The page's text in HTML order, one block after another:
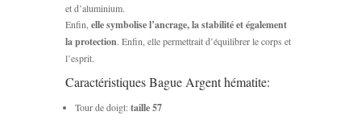
et d’aluminium.
Enfin,elle symbolise l’ancrage, la stabilité et également
la protection. Enfin, elle permettrait d’équilibrer le corps et
l’esprit.
Caractéristiques Bague Argent hématite:
Tour de doigt:taille 57